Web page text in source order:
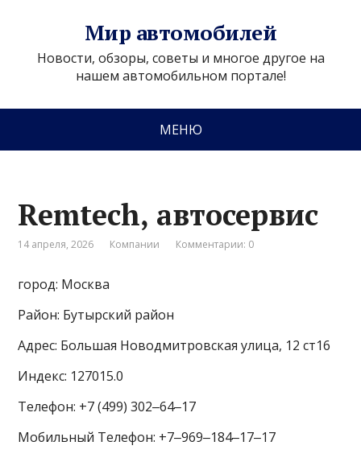
Мир автомобилей
Новости, обзоры, советы и многое другое на
нашем автомобильном портале!
МЕНЮ
Remtech, автосервис
14 апреля, 2026 Компании Комментарии: 0
город: Москва
Район: Бутырский район
Адрес: Большая Новодмитровская улица, 12 ст16
Индекс: 127015.0
Телефон: +7 (499) 302‒64‒17
Мобильный Телефон: +7‒969‒184‒17‒17